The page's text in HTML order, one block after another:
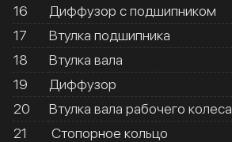
16
Диффузор с подшипником
17
Втулка подшипника
18
Втулка вала
19
Диффузор
20
Втулка вала рабочего колеса
21
Стопорное кольцо